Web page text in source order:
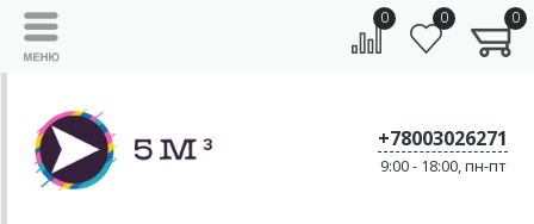
0 0 0
+78003026271
9:00 - 18:00, пн-пт